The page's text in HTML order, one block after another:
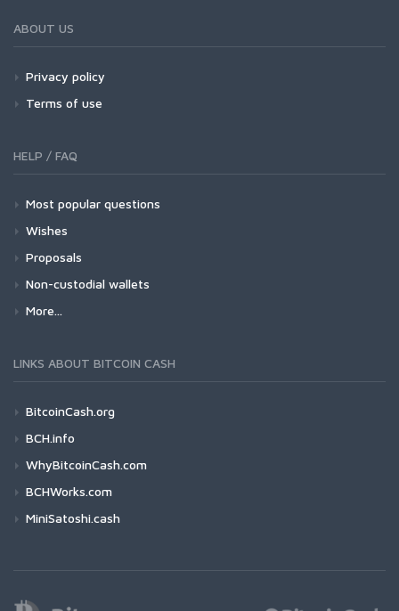
ABOUT US
Privacy policy
Terms of use
HELP / FAQ
Most popular questions
Wishes
Proposals
Non-custodial wallets
More...
LINKS ABOUT BITCOIN CASH
BitcoinCash.org
BCH.info
WhyBitcoinCash.com
BCHWorks.com
MiniSatoshi.cash